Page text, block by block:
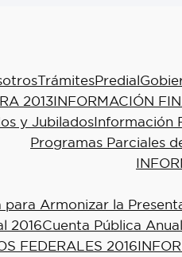
TrámitesPredial
2013INFORMACIÓN
y JubiladosInformación
Programas Parciales
para Armonizar la
2016Cuenta Pública
FEDERALES 2016